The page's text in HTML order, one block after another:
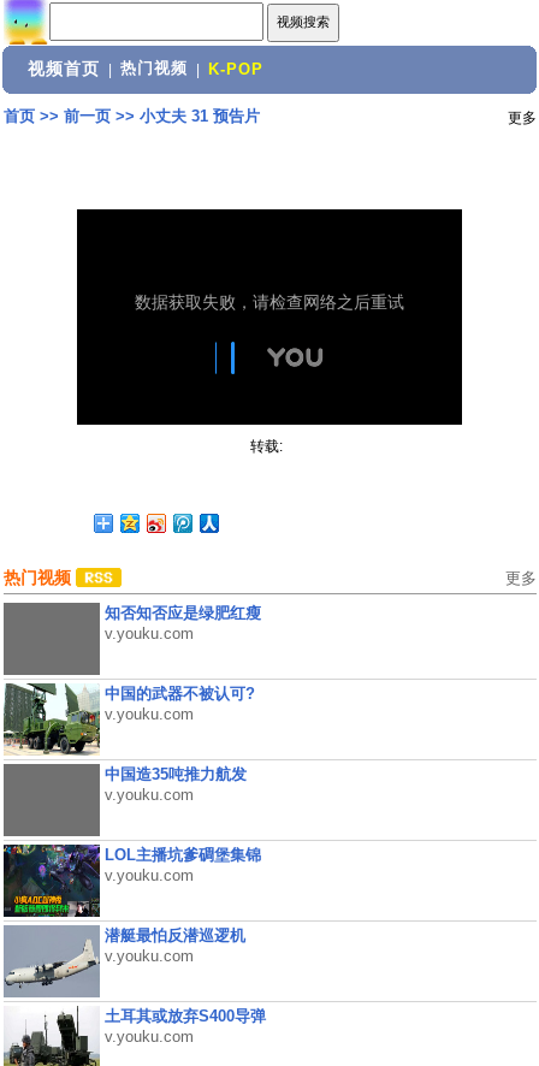
视频首页 热门视频 K-POP
首页>> 前一页>> 小丈夫 31 预告片 更多
转载:
热门视频 更多
知否知否应是绿肥红瘦
v.youku.com
中国的武器不被认可?
v.youku.com
中国造35吨推力航发
v.youku.com
LOL主播坑爹碉堡集锦
v.youku.com
潜艇最怕反潜巡逻机
v.youku.com
土耳其或放弃S400导弹
v.youku.com